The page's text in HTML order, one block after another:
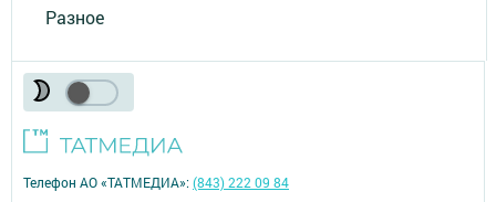
Разное
Телефон АО «ТАТМЕДИА»:(843) 222 09 84